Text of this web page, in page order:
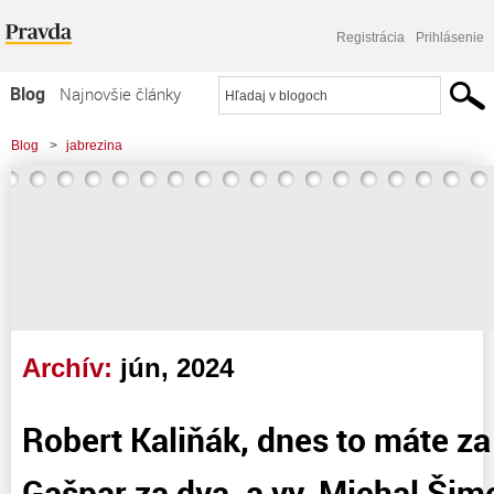
Registrácia Prihlásenie
Blog
Najnovšie články
Najčítanejšie články
Najkomentovanejšie články
Blog > jabrezina
Archív: jún, 2024
Robert Kaliňák, dnes to máte